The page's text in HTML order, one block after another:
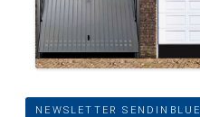
NEWSLETTER SENDINBLUE